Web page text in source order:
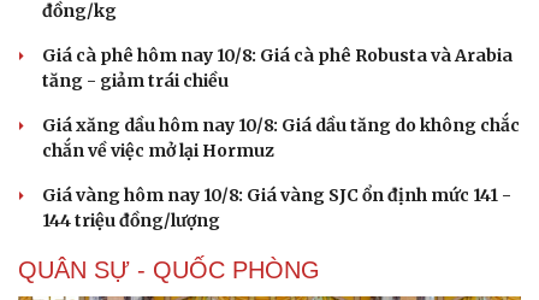
đồng/kg
Giá cà phê hôm nay 10/8: Giá cà phê Robusta và Arabia
tăng - giảm trái chiều
Giá xăng dầu hôm nay 10/8: Giá dầu tăng do không chắc
chắn về việc mở lại Hormuz
Giá vàng hôm nay 10/8: Giá vàng SJC ổn định mức 141 -
144 triệu đồng/lượng
QUÂN SỰ - QUỐC PHÒNG